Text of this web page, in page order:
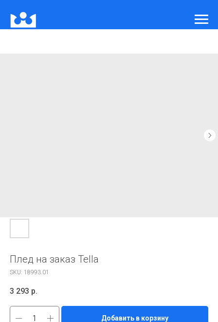
Плед на заказ Tella
SKU: 18993.01
3 293 р.
Добавить в корзину